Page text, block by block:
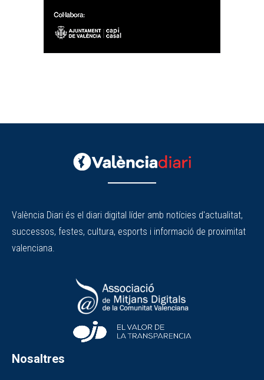
València Diari és el diari digital líder amb notícies d'actualitat,
successos, festes, cultura, esports i informació de proximitat
valenciana.
Nosaltres